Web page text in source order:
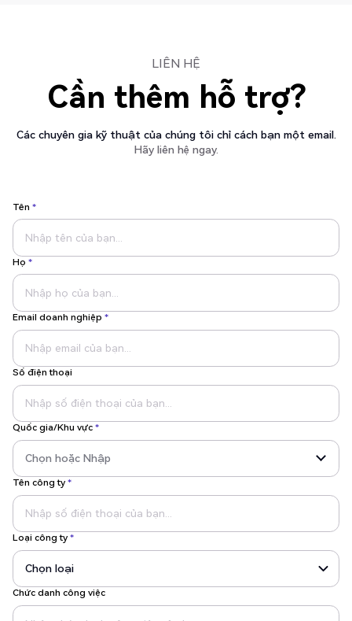
LIÊN HỆ
Cần thêm hỗ trợ?
Các chuyên gia kỹ thuật của chúng tôi chỉ cách bạn một email.
Hãy liên hệ ngay.
Tên *
Họ *
Email doanh nghiệp *
Số điện thoại
Quốc gia/Khu vực *
Tên công ty *
Loại công ty *
Chức danh công việc